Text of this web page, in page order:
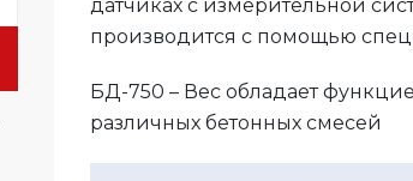
датчиках с измерительной
производится с помощью
БД-750 – Вес обладает
различных бетонных смесей